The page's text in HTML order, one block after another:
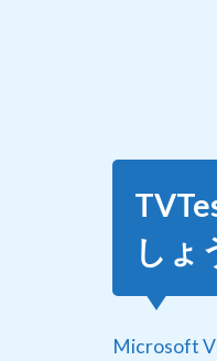
ロード
1.3
ャンネ
ードし解
1.4
しょ
Microsoft